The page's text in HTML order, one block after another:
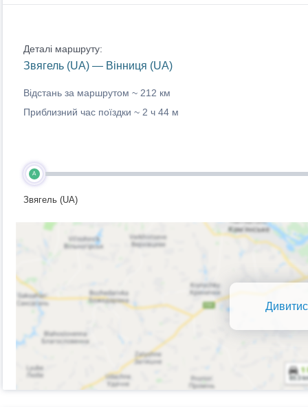
Деталі маршруту:
Звягель (UA) — Вінниця (UA)
Відстань за маршрутом ~ 212 км
Приблизний час поїздки ~ 2 ч 44 м
A
Звягель (UA)